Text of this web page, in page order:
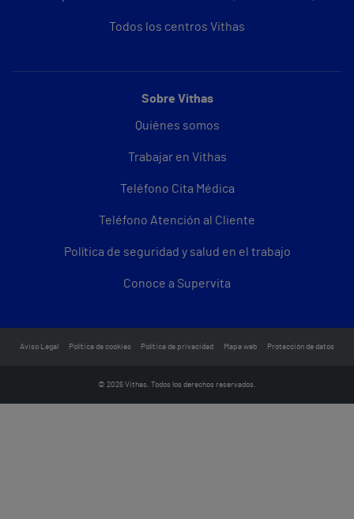
Todos los centros Vithas
Sobre Vithas
Quiénes somos
Trabajar en Vithas
Teléfono Cita Médica
Teléfono Atención al Cliente
Política de seguridad y salud en el trabajo
Conoce a Supervita
Aviso Legal Política de cookies Política de privacidad Mapa web Protección de datos
© 2026 Vithas. Todos los derechos reservados.